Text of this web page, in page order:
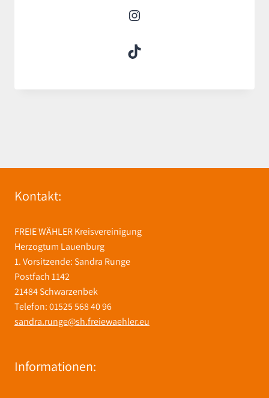
Instagram
TikTok
Kontakt:
FREIE WÄHLER Kreisvereinigung
Herzogtum Lauenburg
1. Vorsitzende: Sandra Runge
Postfach 1142
21484 Schwarzenbek
Telefon: 01525 568 40 96
sandra.runge@sh.freiewaehler.eu
Informationen: